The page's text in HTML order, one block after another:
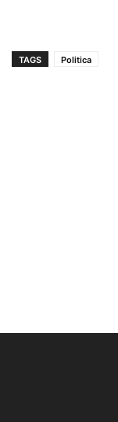
TAGS Politica